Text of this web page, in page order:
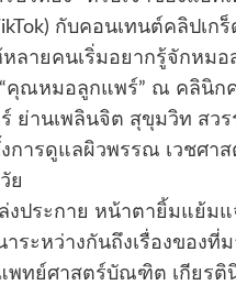
กับคอนเทนต์คลิปเก
ลายคนเริ่มอยากรู้จักหมอ
คุณหมอลูกแพร์” ณ คลินิก
ย่านเพลินจิต สุขุมวิท สว
การดูแลผิวพรรณ เวชศา
ย
ประกาย หน้าตายิ้มแย้มแ
ระหว่างกันถึงเรื่องของที่
แพทย์ศาสตร์บัณฑิต เกียร